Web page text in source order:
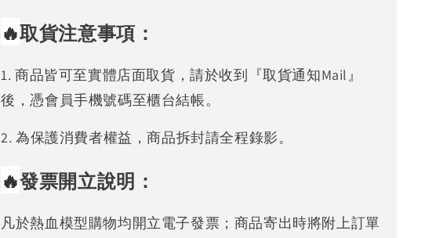
🔥取貨注意事項：
1. 商品皆可至實體店面取貨，請於收到『取貨通知Mail』
後，憑會員手機號碼至櫃台結帳。
2. 為保護消費者權益，商品拆封請全程錄影。
🔥發票開立說明：
凡於熱血模型購物均開立電子發票；商品寄出時將附上訂單